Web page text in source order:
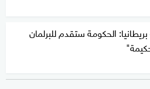
بريطانيا: الحكومة ستقدم للبرلمان